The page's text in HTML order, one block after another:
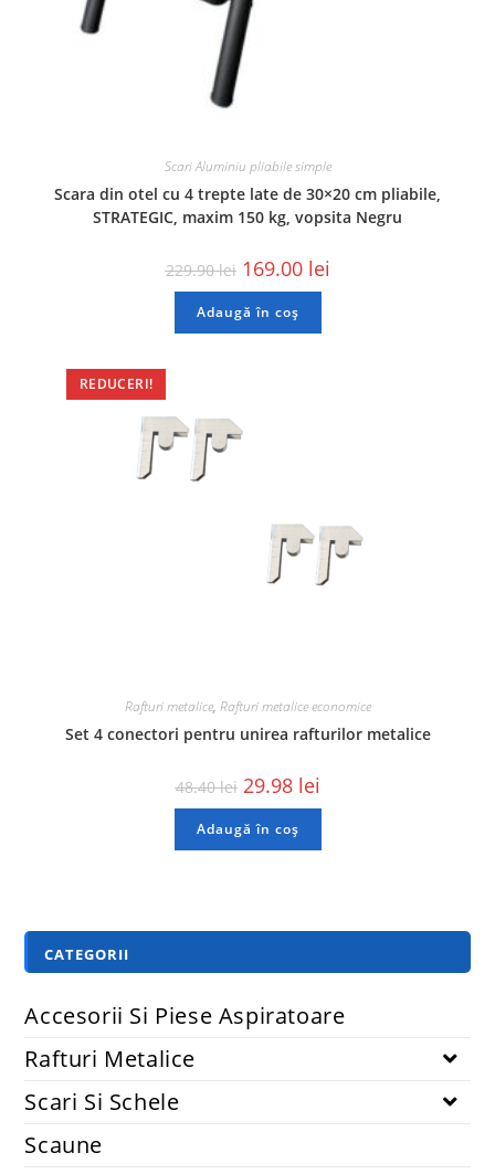
Scari Aluminiu pliabile simple
Scara din otel cu 4 trepte late de 30×20 cm pliabile,
STRATEGIC, maxim 150 kg, vopsita Negru
229.90lei 169.00 lei
Adaugă în coș
REDUCERI!
Rafturi metalice, Rafturi metalice economice
Set 4 conectori pentru unirea rafturilor metalice
48.40lei 29.98 lei
Adaugă în coș
CATEGORII
Accesorii Si Piese Aspiratoare
Rafturi Metalice
Scari Si Schele
Scaune